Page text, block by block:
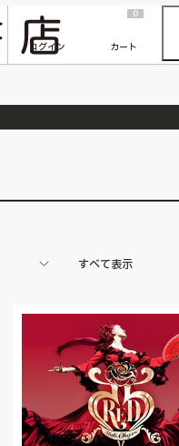
『ONE PIECE magazine 021 ONE PIECEカード付き同梱版』発売延期のご案内
ログイン
0
カート
すべて表示